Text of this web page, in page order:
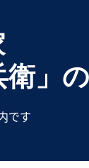
」
です